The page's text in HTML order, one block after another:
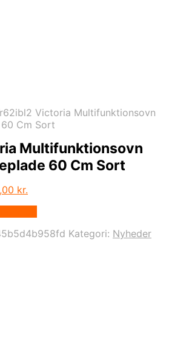
Victoria Multifunktionsovn
Cm Sort
Multifunktionsovn
60 Cm Sort
kr..
kr.
23.495,00 kr..
Kategori: Nyheder